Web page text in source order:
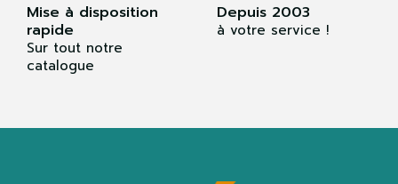
Mise à disposition
rapide
Sur tout notre
catalogue
Depuis 2003
à votre service !